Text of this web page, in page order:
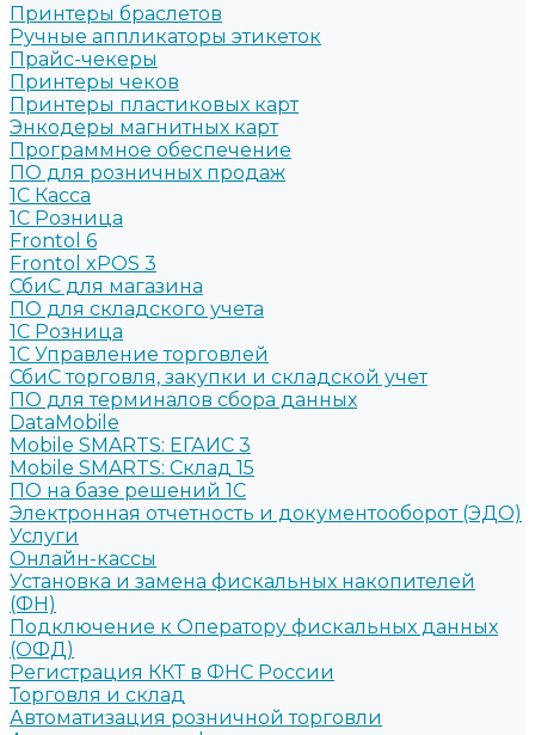
Принтеры браслетов
Ручные аппликаторы этикеток
Прайс-чекеры
Принтеры чеков
Принтеры пластиковых карт
Энкодеры магнитных карт
Программное обеспечение
ПО для розничных продаж
1C Касса
1С Розница
Frontol 6
Frontol xPOS 3
СбиС для магазина
ПО для складского учета
1C Розница
1С Управление торговлей
СбиС торговля, закупки и складской учет
ПО для терминалов сбора данных
DataMobile
Mobile SMARTS: ЕГАИС 3
Mobile SMARTS: Склад 15
ПО на базе решений 1С
Электронная отчетность и документооборот (ЭДО)
Услуги
Онлайн-кассы
Установка и замена фискальных накопителей
(ФН)
Подключение к Оператору фискальных данных
(ОФД)
Регистрация ККТ в ФНС России
Торговля и склад
Автоматизация розничной торговли